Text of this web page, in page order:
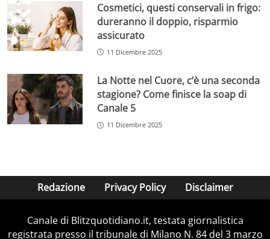
Cosmetici, questi conservali in frigo:
dureranno il doppio, risparmio
assicurato
11 Dicembre 2025
La Notte nel Cuore, c’è una seconda
stagione? Come finisce la soap di
Canale 5
11 Dicembre 2025
Redazione Privacy Policy Disclaimer
Canale di Blitzquotidiano.it, testata giornalistica
registrata presso il tribunale di Milano N. 84 del 3 marzo